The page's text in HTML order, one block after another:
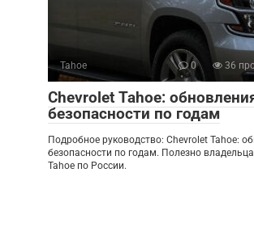
Tahoe 0 36
Chevrolet Tahoe:
безопасности по годам
Подробное руководство: Chevrolet Tahoe:
безопасности по годам. Полезно
Tahoe по России.